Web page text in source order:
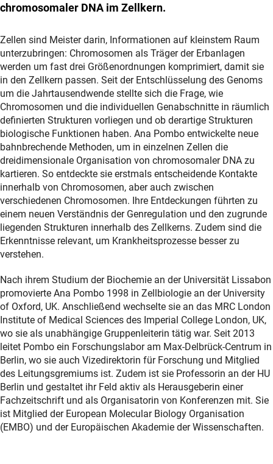
chromosomaler DNA im Zellkern.
Zellen sind Meister darin, Informationen auf kleinstem Raum
unterzubringen: Chromosomen als Träger der Erbanlagen
werden um fast drei Größenordnungen komprimiert, damit sie
in den Zellkern passen. Seit der Entschlüsselung des Genoms
um die Jahrtausendwende stellte sich die Frage, wie
Chromosomen und die individuellen Genabschnitte in räumlich
definierten Strukturen vorliegen und ob derartige Strukturen
biologische Funktionen haben. Ana Pombo entwickelte neue
bahnbrechende Methoden, um in einzelnen Zellen die
dreidimensionale Organisation von chromosomaler DNA zu
kartieren. So entdeckte sie erstmals entscheidende Kontakte
innerhalb von Chromosomen, aber auch zwischen
verschiedenen Chromosomen. Ihre Entdeckungen führten zu
einem neuen Verständnis der Genregulation und den zugrunde
liegenden Strukturen innerhalb des Zellkerns. Zudem sind die
Erkenntnisse relevant, um Krankheitsprozesse besser zu
verstehen.
Nach ihrem Studium der Biochemie an der Universität Lissabon
promovierte Ana Pombo 1998 in Zellbiologie an der University
of Oxford, UK. Anschließend wechselte sie an das MRC London
Institute of Medical Sciences des Imperial College London, UK,
wo sie als unabhängige Gruppenleiterin tätig war. Seit 2013
leitet Pombo ein Forschungslabor am Max-Delbrück-Centrum in
Berlin, wo sie auch Vizedirektorin für Forschung und Mitglied
des Leitungsgremiums ist. Zudem ist sie Professorin an der HU
Berlin und gestaltet ihr Feld aktiv als Herausgeberin einer
Fachzeitschrift und als Organisatorin von Konferenzen mit. Sie
ist Mitglied der European Molecular Biology Organisation
(EMBO) und der Europäischen Akademie der Wissenschaften.